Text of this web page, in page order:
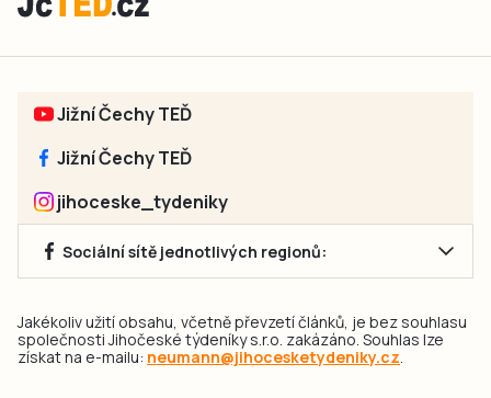
Jižní Čechy TEĎ
Jižní Čechy TEĎ
jihoceske_tydeniky
Sociální sítě jednotlivých regionů:
Jakékoliv užití obsahu, včetně převzetí článků, je bez souhlasu
společnosti Jihočeské týdeníky s.r.o. zakázáno. Souhlas lze
získat na e-mailu: neumann@jihocesketydeniky.cz.